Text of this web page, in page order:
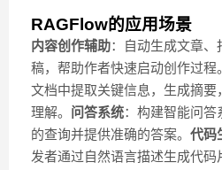
RAGFlow的应用场景
内容创作辅助：自动生成文章
稿，帮助作者快速启动创作过程。
文档中提取关键信息，生成摘要
理解。 问答系统：构建智能问答
的查询并提供准确的答案。 代码
发者通过自然语言描述生成代